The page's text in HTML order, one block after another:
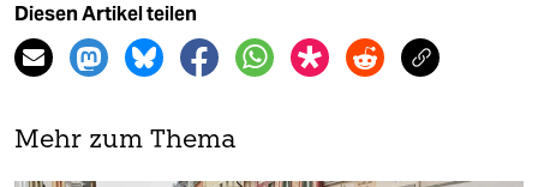
Diesen Artikel teilen
Mehr zum Thema